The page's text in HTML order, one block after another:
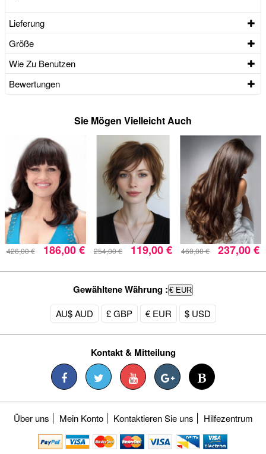
Lieferung
Größe
Wie Zu Benutzen
Bewertungen
Sie Mögen Vielleicht Auch
426,00 € 186,00 € 254,00 € 119,00 € 460,00 € 237,00 €
Gewähltene Währung : € EUR
AU$ AUD £ GBP € EUR $ USD
Kontakt & Mitteilung
Über uns Mein Konto Kontaktieren Sie uns Hilfezentrum